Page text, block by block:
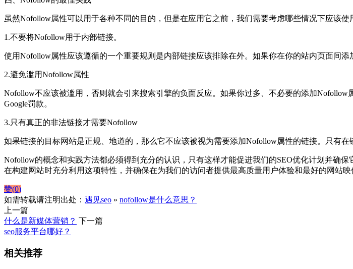
虽然Nofollow属性可以用于各种不同的目的，但是在应用它之前，我们需要考虑哪些情况下应该使
1.不要将Nofollow用于内部链接。
使用Nofollow属性应该遵循的一个重要规则是内部链接应该排除在外。如果你在你的站内页面间
2.避免滥用Nofollow属性
Nofollow不应该被滥用，否则就会引来搜索引擎的负面反应。如果你过多、不必要的添加
Google罚款。
3.只有真正的非法链接才需要Nofollow
如果链接的目标网站是正规、地道的，那么它不应该被视为需要添加Nofollow属性的链接。只有
Nofollow的概念和实践方法都必须得到充分的认识，只有这样才能促进我们的SEO优化计划并确
在构建网站时充分利用这项特性，并确保在为我们的访问者提供最高质量用户体验和最好的网站映
赞(0)
如需转载请注明出处： 遇见seo » nofollow是什么意思？
上一篇
什么是新媒体营销？ 下一篇
seo服务平台哪好？
相关推荐